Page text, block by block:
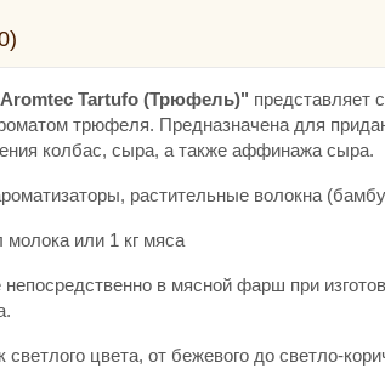
Tartufo (Трюфель)" представляет
трюфеля. Предназначена для
колбас, сыра, а также аффинажа сыра.
растительные волокна
молока или 1 кг мяса
непосредственно в мясной фарш при
светлого цвета, от бежевого до светло-